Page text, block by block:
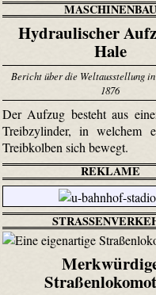
MASCHINENBAU
Hydraulischer
Hale
Bericht über die Weltausstellung
1876
Der Aufzug besteht aus
Treibzylinder, in welchem
Treibkolben sich bewegt.
REKLAME